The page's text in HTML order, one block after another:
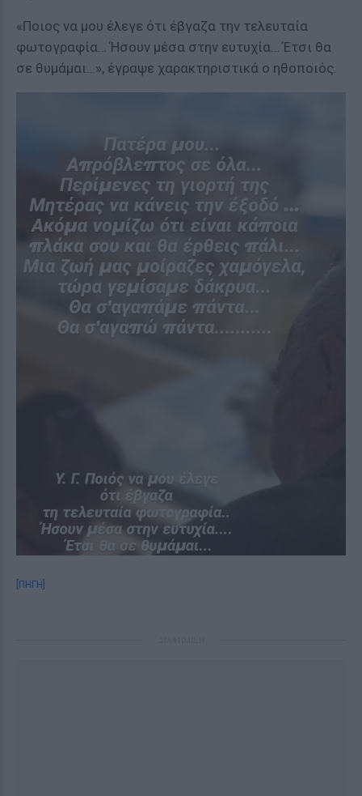
«Ποιος να μου έλεγε ότι έβγαζα την τελευταία
φωτογραφία… Ήσουν μέσα στην ευτυχία… Έτσι θα
σε θυμάμαι…», έγραψε χαρακτηριστικά ο ηθοποιός.
[ΠΗΓΗ]